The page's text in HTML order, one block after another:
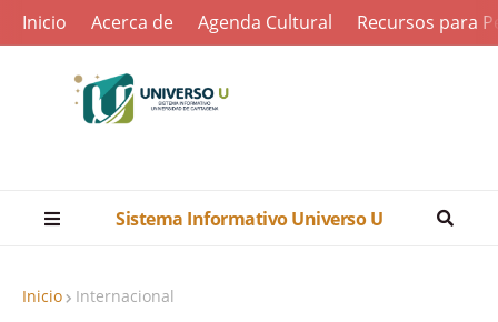
Inicio Acerca de Agenda Cultural Recursos para
Sistema Informativo Universo U
Inicio Internacional